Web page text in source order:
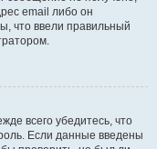
email либо он
что ввели правильный
всего убедитесь, что
Если данные введены